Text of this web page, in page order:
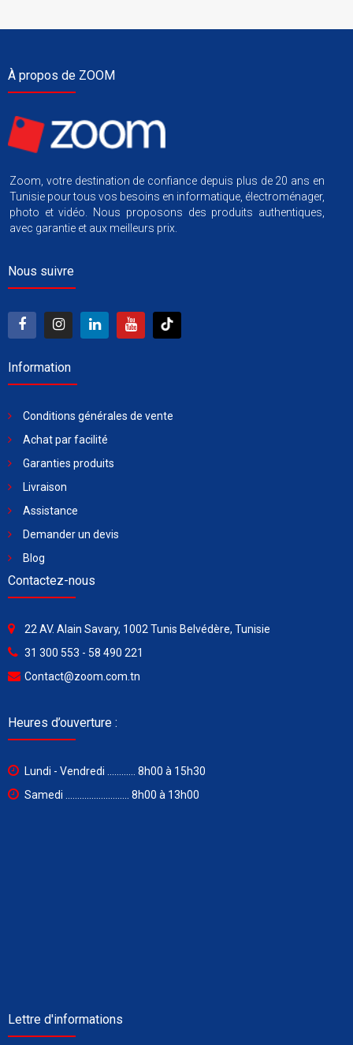
À propos de ZOOM
Zoom, votre destination de confiance depuis plus de 20 ans en
Tunisie pour tous vos besoins en informatique, électroménager,
photo et vidéo. Nous proposons des produits authentiques,
avec garantie et aux meilleurs prix.
Nous suivre
Information
Conditions générales de vente
Achat par facilité
Garanties produits
Livraison
Assistance
Demander un devis
Blog
Contactez-nous
22 AV. Alain Savary, 1002 Tunis Belvédère, Tunisie
31 300 553 - 58 490 221
Contact@zoom.com.tn
Heures d’ouverture :
Lundi - Vendredi ............ 8h00 à 15h30
Samedi ........................... 8h00 à 13h00
Lettre d'informations